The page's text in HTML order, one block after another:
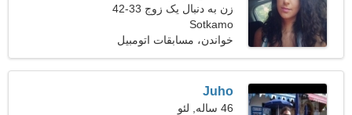
زن به دنبال یک زوج 33-42
Sotkamo
خواندن، مسابقات اتومبیل
رانی
Juho
46 ساله, لئو